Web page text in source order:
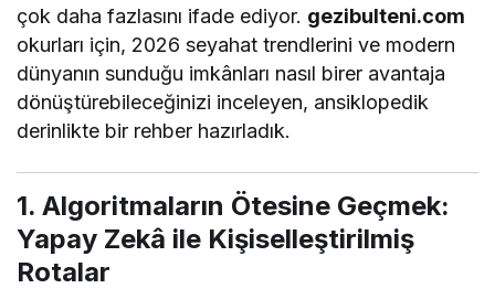
çok daha fazlasını ifade ediyor. gezibulteni.com
okurları için, 2026 seyahat trendlerini ve modern
dünyanın sunduğu imkânları nasıl birer avantaja
dönüştürebileceğinizi inceleyen, ansiklopedik
derinlikte bir rehber hazırladık.
1. Algoritmaların Ötesine Geçmek:
Yapay Zekâ ile Kişiselleştirilmiş
Rotalar